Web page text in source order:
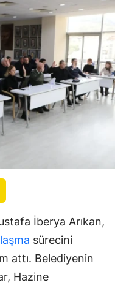
İberya Arıkan,
sürecini
attı. Belediyenin
Hazine